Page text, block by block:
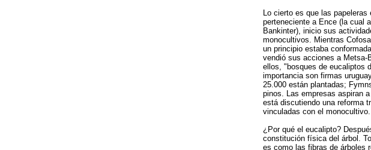
Lo cierto es que las
perteneciente a Ence (la cual
Bankinter), inicio sus
monocultivos. Mientras
un principio estaba
vendió sus acciones a Metsa-
ellos, "bosques de eucaliptos
importancia son firmas
25.000 están plantadas;
pinos. Las empresas aspiran
está discutiendo una reforma
vinculadas con el monocultivo.
¿Por qué el eucalipto?
constitución física del árbol.
es como las fibras de árboles